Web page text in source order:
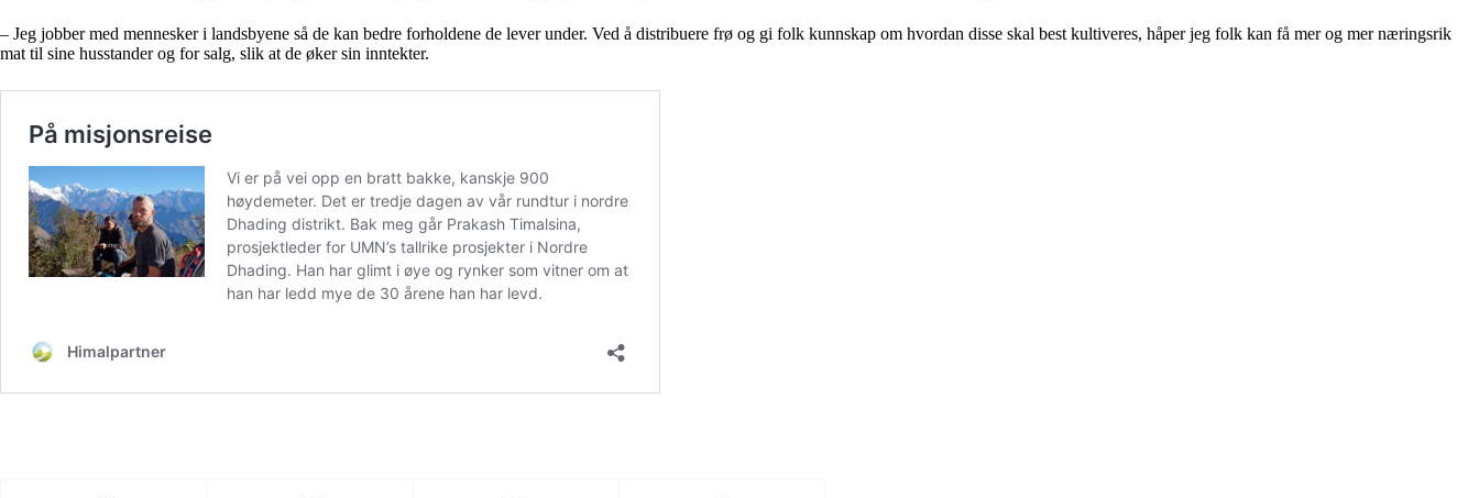
– Jeg jobber med mennesker i landsbyene så de kan bedre forholdene de lever under. Ved å distribuere frø og gi folk kunnskap om hvordan disse skal best kultiveres, håper jeg folk kan få mer og mer næringsrik
mat til sine husstander og for salg, slik at de øker sin inntekter.